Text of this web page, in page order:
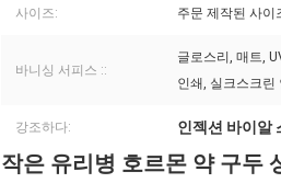
사이즈: 주문 제작된 사이
바니싱 서피스 ::
글로스리, 매트,
인쇄, 실크스크린
강조하다: 인젝션 바이알
작은 유리병 호르몬 약 구두